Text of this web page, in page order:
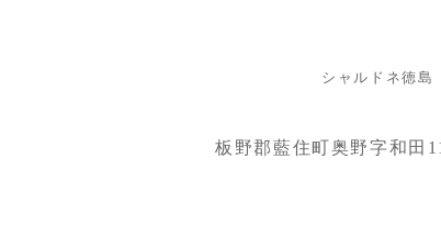
シャルドネ徳島
板野郡藍住町奥野字和田